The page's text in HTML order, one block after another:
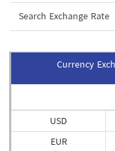
Search Exchange Rate
Currency
USD
EUR